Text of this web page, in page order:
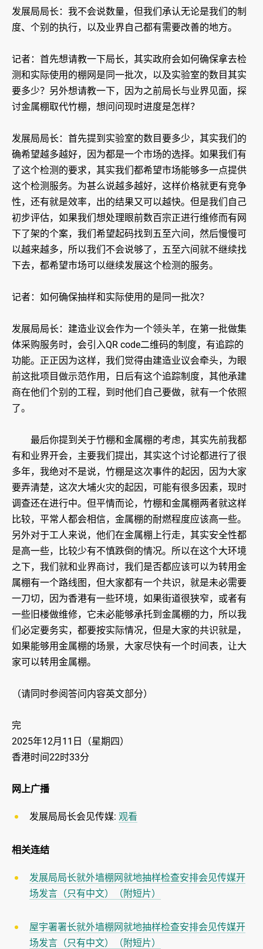
发展局局长：我不会说数量，但我们承认无论是我们的制
度、个别的执行，以及业界自己都有需要改善的地方。
记者：首先想请教一下局长，其实政府会如何确保拿去检
测和实际使用的棚网是同一批次，以及实验室的数目其实
要多少？另外想请教一下，因为之前局长与业界见面，探
讨金属棚取代竹棚，想问问现时进度是怎样？
发展局局长：首先提到实验室的数目要多少，其实我们的
确希望越多越好，因为都是一个市场的选择。如果我们有
了这个检测的要求，其实我们都希望市场能够多一点提供
这个检测服务。为甚么说越多越好，这样价格就更有竞争
性，还有就是效率，出的结果又可以越快。但是我们自己
初步评估，如果我们想处理眼前数百宗正进行维修而有网
下了架的个案，我们希望起码找到五至六间，然后慢慢可
以越来越多，所以我们不会说够了，五至六间就不继续找
下去，都希望市场可以继续发展这个检测的服务。
记者：如何确保抽样和实际使用的是同一批次？
发展局局长：建造业议会作为一个领头羊，在第一批做集
体采购服务时，会引入QR code二维码的制度，有追踪的
功能。正正因为这样，我们觉得由建造业议会牵头，为眼
前这批项目做示范作用，日后有这个追踪制度，其他承建
商在他们个别的工程，到时他们自己要做，就有一个依照
了。
最后你提到关于竹棚和金属棚的考虑，其实先前我都
有和业界开会，主要我们提出，其实这个讨论都进行了很
多年，我绝对不是说，竹棚是这次事件的起因，因为大家
要弄清楚，这次大埔火灾的起因，可能有很多因素，现时
调查还在进行中。但平情而论，竹棚和金属棚两者就这样
比较，平常人都会相信，金属棚的耐燃程度应该高一些。
另外对于工人来说，他们在金属棚上行走，其实安全性都
是高一些，比较少有不慎跌倒的情况。所以在这个大环境
之下，我们就和业界商讨，我们是否都应该可以为转用金
属棚有一个路线图，但大家都有一个共识，就是未必需要
一刀切，因为香港有一些环境，如果街道很狭窄，或者有
一些旧楼做维修，它未必能够承托到金属棚的力，所以我
们必定要务实，都要按实际情况，但是大家的共识就是，
如果能够用金属棚的场景，大家尽快有一个时间表，让大
家可以转用金属棚。
（请同时参阅答问内容英文部分）
完
2025年12月11日（星期四）
香港时间22时33分
网上广播
发展局局长会见传媒: 观看
相关连结
​发展局局长就外墙棚网就地抽样检查安排会见传媒开
场发言（只有中文）（附短片）
屋宇署署长就外墙棚网就地抽样检查安排会见传媒开
场发言（只有中文）（附短片）